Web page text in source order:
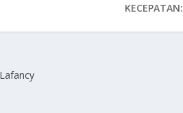
KECEPATAN: